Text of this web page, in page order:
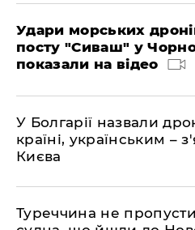
Удари морських
посту "Сиваш" у
показали на відео
У Болгарії назвали
країні, українським –
Києва
Туреччина не